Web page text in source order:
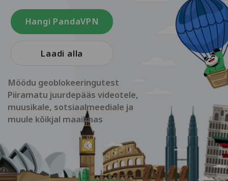
Hangi PandaVPN
Laadi alla
Möödu geoblokeeringutest
Piiramatu juurdepääs videotele,
muusikale, sotsiaalmeediale ja
muule kõikjal maailmas